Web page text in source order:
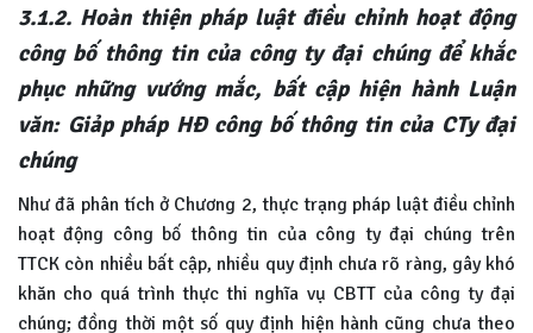
3.1.2. Hoàn thiện pháp luật điều chỉnh hoạt động
công bố thông tin của công ty đại chúng để khắc
phục những vướng mắc, bất cập hiện hành Luận
văn: Giảp pháp HĐ công bố thông tin của CTy đại
chúng
Như đã phân tích ở Chương 2, thực trạng pháp luật điều chỉnh
hoạt động công bố thông tin của công ty đại chúng trên
TTCK còn nhiều bất cập, nhiều quy định chưa rõ ràng, gây khó
khăn cho quá trình thực thi nghĩa vụ CBTT của công ty đại
chúng; đồng thời một số quy định hiện hành cũng chưa theo